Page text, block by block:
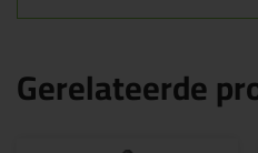
Gerelateerde